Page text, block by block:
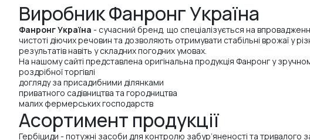
Виробник Фанронг Україна
Фанронг Україна - сучасний бренд, що спеціалізується на
чистоті діючих речовин та дозволяють отримувати стабільні врожаї у
результатів навіть у складних погодних умовах.
На нашому сайті представлена оригінальна продукція Фанронг у
роздрібної торгівлі
догляду за присадибними ділянками
приватного садівництва та городництва
малих фермерських господарств
Асортимент продукції
Гербіциди - потужні засоби для контролю забур’яненості та тривалого